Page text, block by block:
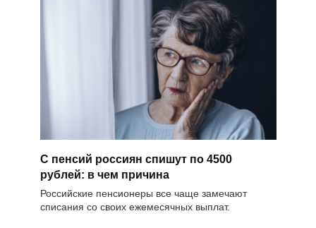
С пенсий россиян спишут по 4500
рублей: в чем причина
Российские пенсионеры все чаще замечают
списания со своих ежемесячных выплат.